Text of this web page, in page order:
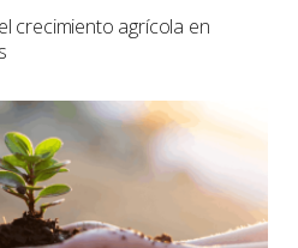
crecimiento agrícola en